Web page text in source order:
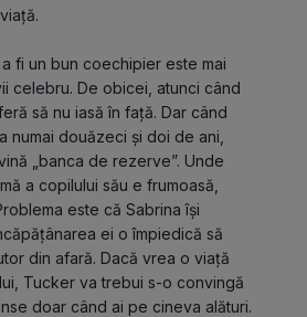
fi un bun coechipier este mai
celebru. De obicei, atunci când
să nu iasă în față. Dar când
numai douăzeci și doi de ani,
„banca de rezerve”. Unde
a copilului său e frumoasă,
este că Sabrina își
ei o împiedică să
din afară. Dacă vrea o viață
Tucker va trebui s-o convingă
doar când ai pe cineva alături.